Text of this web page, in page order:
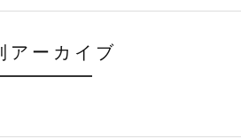
アーカイブ